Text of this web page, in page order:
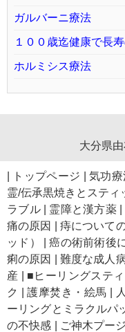
ガルバーニ療法
１００歳迄健康で長
ホルミシス療法
大分県
トップページ 気功療
霊/伝承黒焼きとスティ
ラブル| 霊障と漢方薬
痛の原因
痔について
ッド）
|癌の術前術後
痢の原因
難度な成人
産
■ヒーリングステ
ク
|護摩焚き・絵馬
ーリングとミラクルパ
の不快感
ご神木プー